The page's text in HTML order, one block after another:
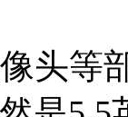
头等